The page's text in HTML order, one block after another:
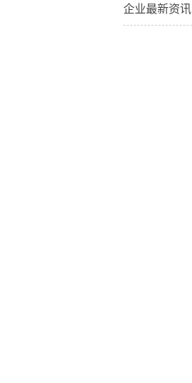
企业最新资讯